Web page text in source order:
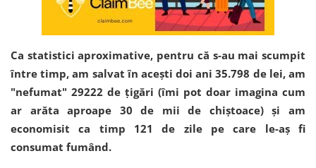
Ca statistici aproximative, pentru că s-au mai scumpit
între timp, am salvat în acești doi ani 35.798 de lei, am
"nefumat" 29222 de țigări (îmi pot doar imagina cum
ar arăta aproape 30 de mii de chiștoace) și am
economisit ca timp 121 de zile pe care le-aș fi
consumat fumând.